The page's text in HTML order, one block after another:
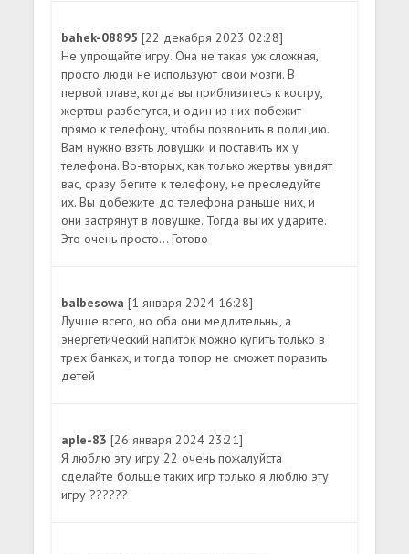
bahek-08895[22 декабря 2023 02:28]
Не упрощайте игру. Она не такая уж сложная,
просто люди не используют свои мозги. В
первой главе, когда вы приблизитесь к костру,
жертвы разбегутся, и один из них побежит
прямо к телефону, чтобы позвонить в полицию.
Вам нужно взять ловушки и поставить их у
телефона. Во-вторых, как только жертвы увидят
вас, сразу бегите к телефону, не преследуйте
их. Вы добежите до телефона раньше них, и
они застрянут в ловушке. Тогда вы их ударите.
Это очень просто... Готово
balbesowa[1 января 2024 16:28]
Лучше всего, но оба они медлительны, а
энергетический напиток можно купить только в
трех банках, и тогда топор не сможет поразить
детей
aple-83[26 января 2024 23:21]
Я люблю эту игру 22 очень пожалуйста
сделайте больше таких игр только я люблю эту
игру ??????